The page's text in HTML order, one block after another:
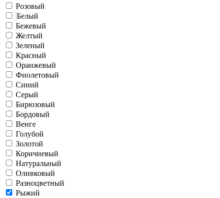
Розовый
Белый
Бежевый
Желтый
Зеленый
Красный
Оранжевый
Фиолетовый
Синий
Серый
Бирюзовый
Бордовый
Венге
Голубой
Золотой
Коричневый
Натуральный
Оливковый
Разноцветный
Рыжий